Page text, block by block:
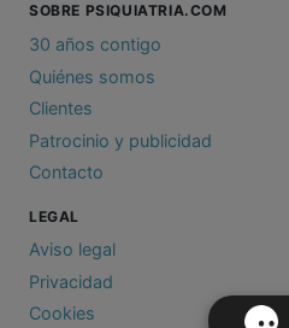
SOBRE PSIQUIATRIA.COM
30 años contigo
Quiénes somos
Clientes
Patrocinio y publicidad
Contacto
LEGAL
Aviso legal
Privacidad
Cookies